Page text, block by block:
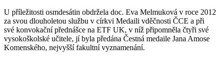
U příležitosti osmdesátin obdržela doc. Eva Melmuková v roce 2012
za svou dlouholetou službu v církvi Medaili vděčnosti ČCE a při
své konvokační přednášce na ETF UK, v níž připomněla čtyři své
vysokoškolské učitele, jí byla předána Čestná medaile Jana Amose
Komenského, nejvyšší fakultní vyznamenání.